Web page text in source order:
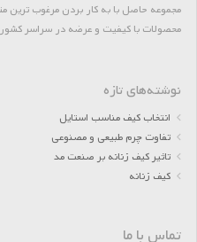
مجموعه حاصل با به کار بردن مرغوب ترین
محصولات با کیفیت و عرضه در سراسر کشور
نوشته‌های تازه
انتخاب کیف مناسب استایل
تفاوت چرم طبیعی و مصنوعی
تاثیر کیف زنانه بر صنعت مد
کیف زنانه
تماس با ما